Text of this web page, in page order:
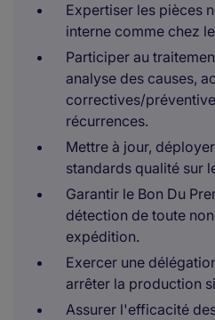
Expertiser les pièces
interne comme chez
Participer au
analyse des causes,
correctives/
récurrences.
Mettre à jour,
standards qualité sur
Garantir le Bon Du
détection de toute
expédition.
Exercer une
arrêter la production
Assurer l'efficacité